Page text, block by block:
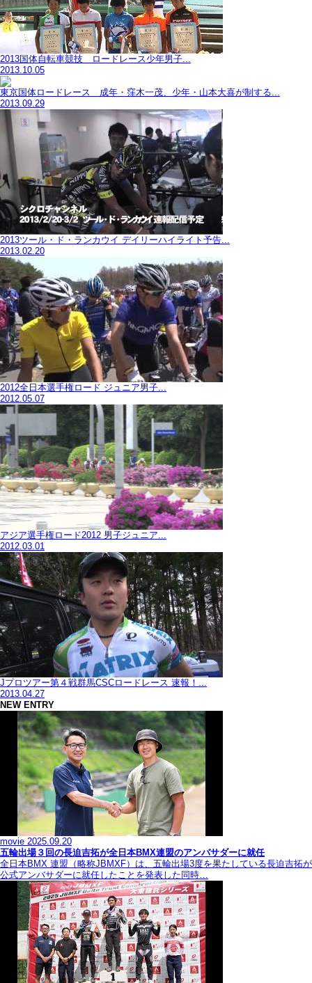
2013国体自転車競技 ロードレース少年男子...
2013.10.05
東京国体ロードレース 成年・窪木一茂、少年・山本大喜が制する...
2013.09.29
2013ツール・ド・ランカウイ デイリーハイライト予告...
2013.02.20
2012全日本選手権ロード ジュニア男子...
2012.05.07
アジア選手権ロード2012 男子ジュニア...
2012.03.01
Jプロツアー第４戦群馬CSCロードレース 速報！...
2013.04.27
NEW ENTRY
movie 2025.09.20
五輪出場３回の長迫吉拓が全日本BMX連盟のアンバサダーに就任
全日本BMX 連盟（略称JBMXF）は、五輪出場3度を果たしている長迫吉拓が
公式アンバサダーに就任したことを発表した同時…